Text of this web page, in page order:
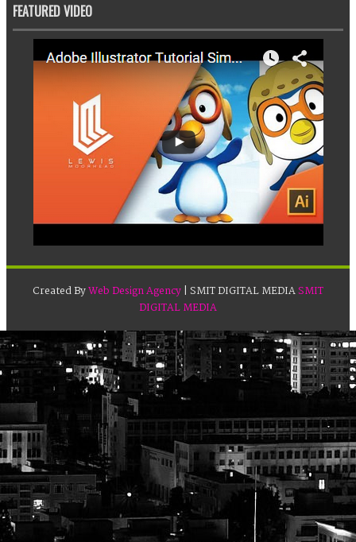
FEATURED VIDEO
Created ByWeb Design Agency| SMIT DIGITAL MEDIASMIT
DIGITAL MEDIA